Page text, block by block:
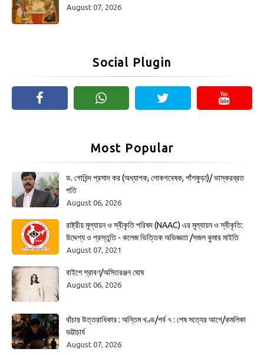
August 07, 2026
Social Plugin
Most Popular
ড. গোবিন্দ প্রসাদ কর (অধ্যাপক, লোকগবেষক, পাঁশকুড়া)/ ভাস্করব্রত
পতি
August 06, 2026
রাষ্ট্রীয় মূল্যায়ন ও স্বীকৃতি পরিষদ (NAAC) এর মূল্যায়ন ও স্বীকৃতি:
উদ্দেশ্য ও প্রস্তুতি - কলেজ ভিত্তিক অভিজ্ঞতা /সজল কুমার মাইতি
August 07, 2021
বাইশে শ্রাবণ/অসিতরঞ্জন ঘোষ
August 06, 2026
বাঁচার উত্তরাধিকার : অন্তিম খণ্ড/পর্ব ৭ : শেষ সত্যের আগে/কমলিকা
ভট্টাচার্য
August 07, 2026